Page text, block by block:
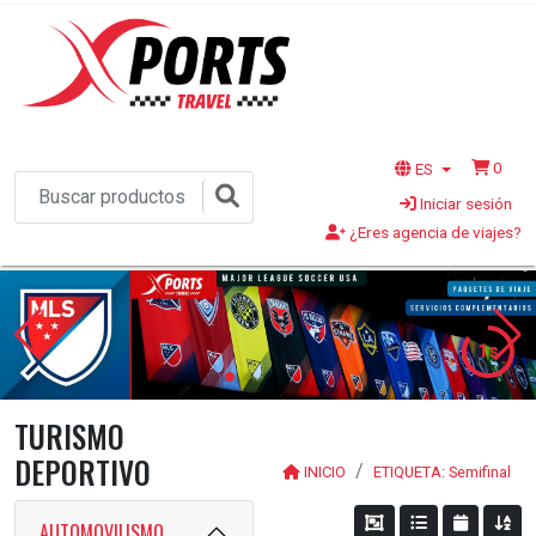
ES
0
Iniciar sesión
¿Eres agencia de viajes?
1s
TURISMO
DEPORTIVO
INICIO ETIQUETA: Semifinal